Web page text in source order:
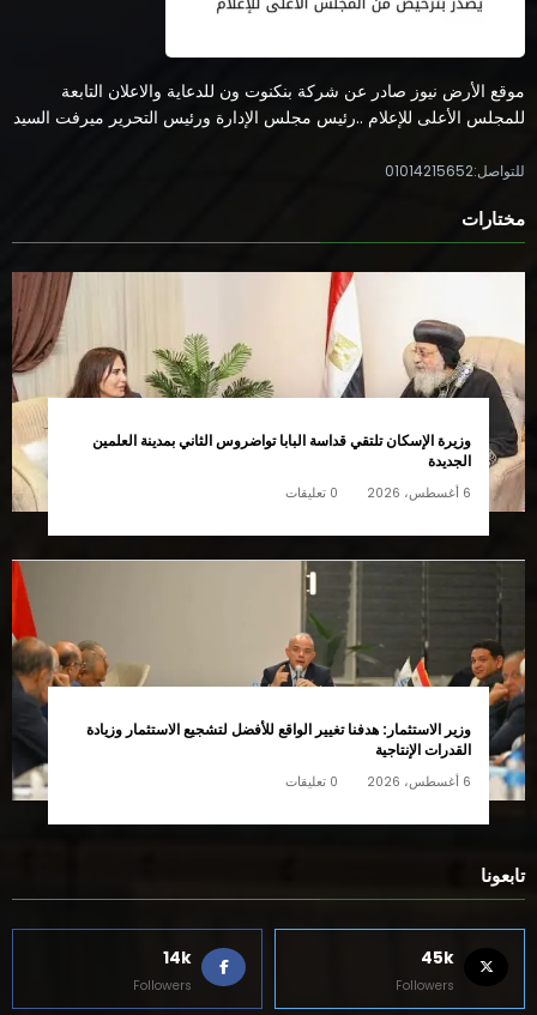
موقع الأرض نيوز صادر عن شركة بنكنوت ون للدعاية والاعلان التابعة
للمجلس الأعلى للإعلام ..رئيس مجلس الإدارة ورئيس التحرير ميرفت السيد
للتواصل:01014215652
مختارات
وزيرة الإسكان تلتقي قداسة البابا تواضروس الثاني بمدينة العلمين
الجديدة
6 أغسطس، 2026 0 تعليقات
وزير الاستثمار: هدفنا تغيير الواقع للأفضل لتشجيع الاستثمار وزيادة
القدرات الإنتاجية
6 أغسطس، 2026 0 تعليقات
تابعونا
45k
Followers
14k
Followers